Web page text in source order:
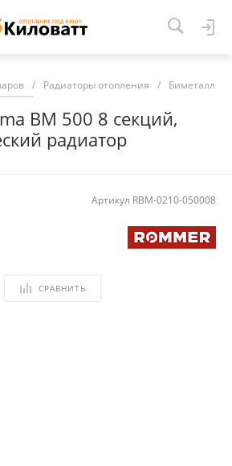
/ Радиаторы отопления /
BM 500 8 секций,
радиатор
Артикул RBM-0210-050008
СРАВНИТЬ